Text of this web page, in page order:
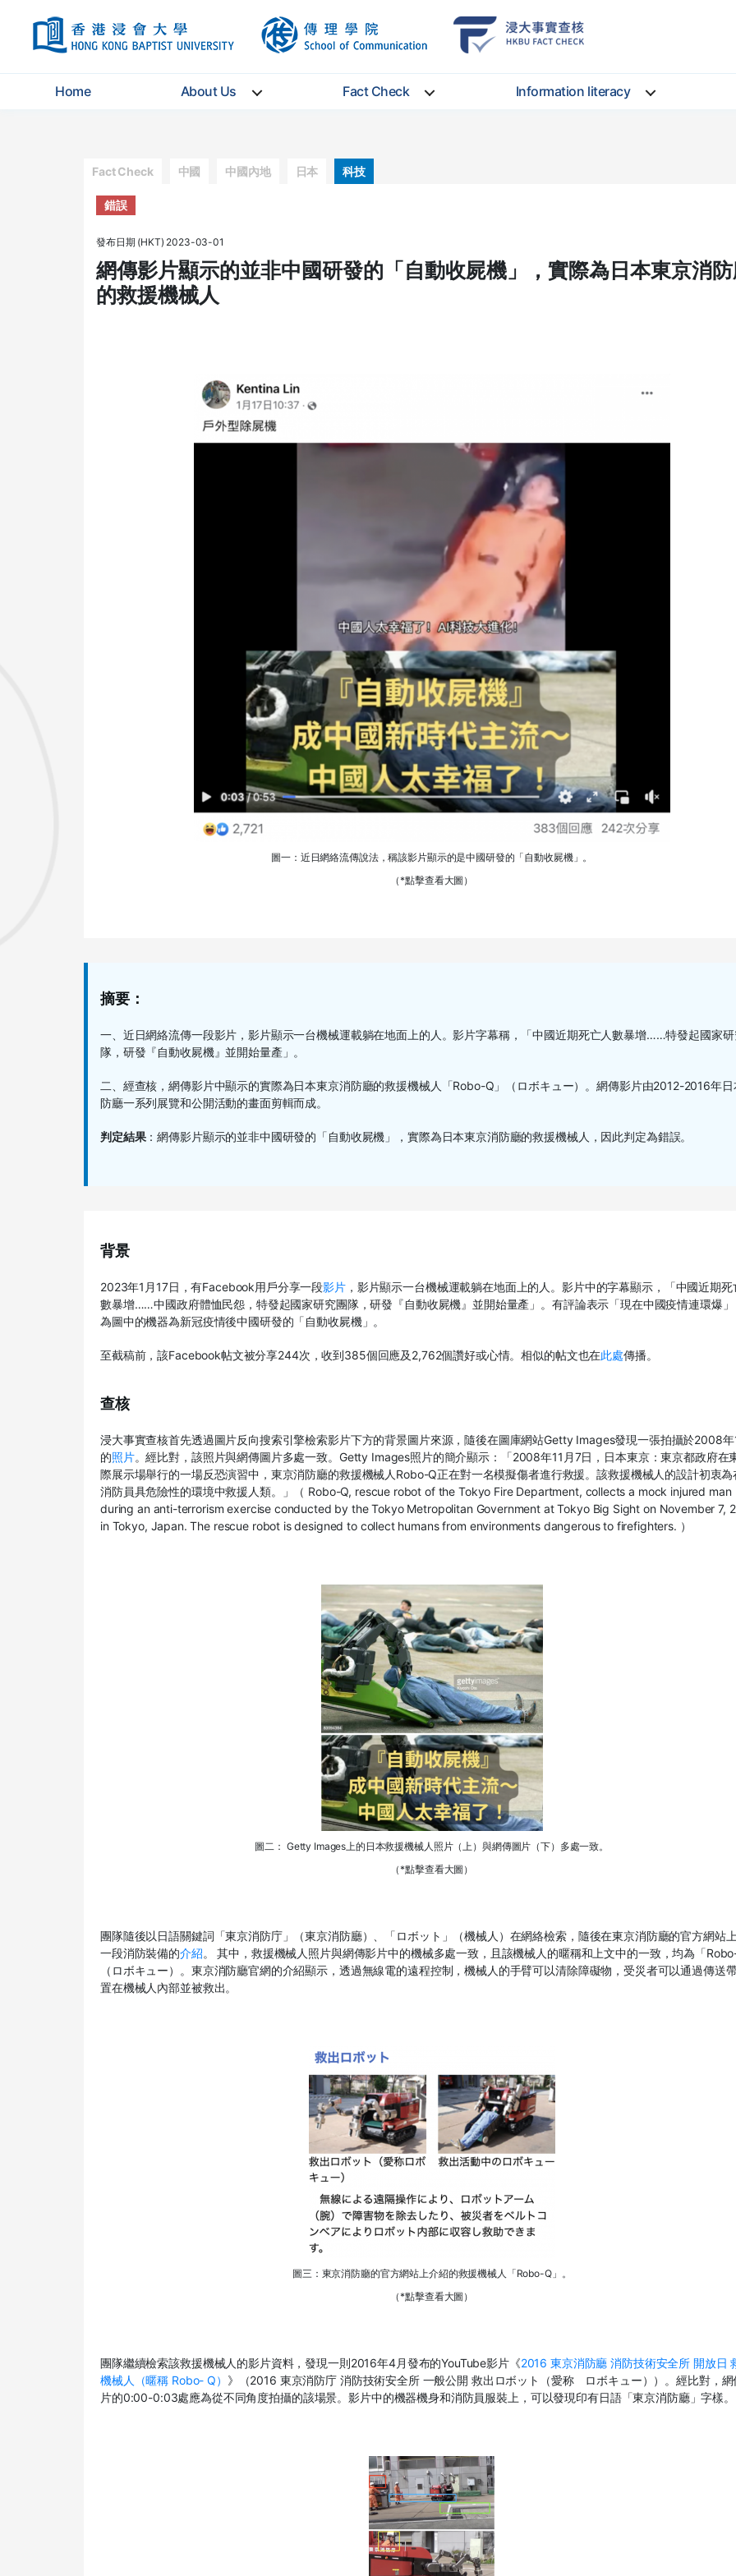
HKBU
School
Communication
Home About Us Fact Check Information literacy
Categories
Fact Check 中國 中國內地 日本 科技
錯誤
發布日期 (HKT) 2023-03-01
網傳影片顯示的並非中國研發的「自動收屍機」，實際為日本東京消
的救援機械人
圖一：近日網絡流傳說法，稱該影片顯示的是中國研發的「自動收屍機」。
（*點擊查看大圖）
摘要：
一、近日網絡流傳一段影片，影片顯示一台機械運載躺在地面上的人。影片字幕稱，「中國近期死亡人數暴增……特發起國家研
隊，研發『自動收屍機』並開始量產」。
二、經查核，網傳影片中顯示的實際為日本東京消防廳的救援機械人「Robo-Q 」（ロボキュー）。網傳影片由2012-2016年日
防廳一系列展覽和公開活動的畫面剪輯而成。
判定結果：網傳影片顯示的並非中國研發的「自動收屍機」，實際為日本東京消防廳的救援機械人，因此判定為錯誤。
背景
2023年1 月17日，有Facebook用戶分享一段影片，影片顯示一台機械運載躺在地面上的人。影片中的字幕顯示，「中國近期死
數暴增……中國政府體恤民怨，特發起國家研究團隊，研發『自動收屍機』並開始量產」。有評論表示「現在中國疫情連環爆
為圖中的機器為新冠疫情後中國研發的「自動收屍機」。
至截稿前，該Facebook帖文被分享244次，收到385個回應及2,762個讚好或心情。相似的帖文也在此處傳播。
查核
浸大事實查核首先透過圖片反向搜索引擎檢索影片下方的背景圖片來源，隨後在圖庫網站Getty Images發現一張拍攝於2008年
的照片。經比對，該照片與網傳圖片多處一致。 Getty Images照片的簡介顯示：「2008年11 月7日，日本東京：東京都政府在
際展示場舉行的一場反恐演習中，東京消防廳的救援機械人 Robo-Q正在對一名模擬傷者進行救援。該救援機械人的設計初衷為
消防員具危險性的環境中救援人類。」（ Robo-Q, rescue robot of the Tokyo Fire Department, collects a mock injured man
during an anti-terrorism exercise conducted by the Tokyo Metropolitan Government at Tokyo Big Sight on November 7,
in Tokyo, Japan. The rescue robot is designed to collect humans from environments dangerous to firefighters. ）
圖二： Getty Images上的日本救援機械人照片（上）與網傳圖片（下）多處一致。
（*點擊查看大圖）
團隊隨後以日語關鍵詞「東京消防庁」（東京消防廳）、「ロボット」（機械人）在網絡檢索，隨後在東京消防廳的官方網站
一段消防裝備的介紹。 其中，救援機械人照片與網傳影片中的機械多處一致，且該機械人的暱稱和上文中的一致，均為「
（ロボキュー）。東京消防廳官網的介紹顯示，透過無線電的遠程控制，機械人的手臂可以清除障礙物，受災者可以通過傳送
置在機械人內部並被救出。
圖三：東京消防廳的官方網站上介紹的救援機械人「Robo-Q」。
（*點擊查看大圖）
團隊繼續檢索該救援機械人的影片資料，發現一則2016年4月發布的YouTube影片《2016 東京消防廳 消防技術安全所 開放日
機械人（暱稱 Robo- Q） 》（2016 東京消防庁 消防技術安全所 一般公開 救出ロボット（愛称 ロボキュー））。經比對，網
片的0:00-0:03處應為從不同角度拍攝的該場景。影片中的機器機身和消防員服裝上，可以發現印有日語「東京消防廳」字樣。